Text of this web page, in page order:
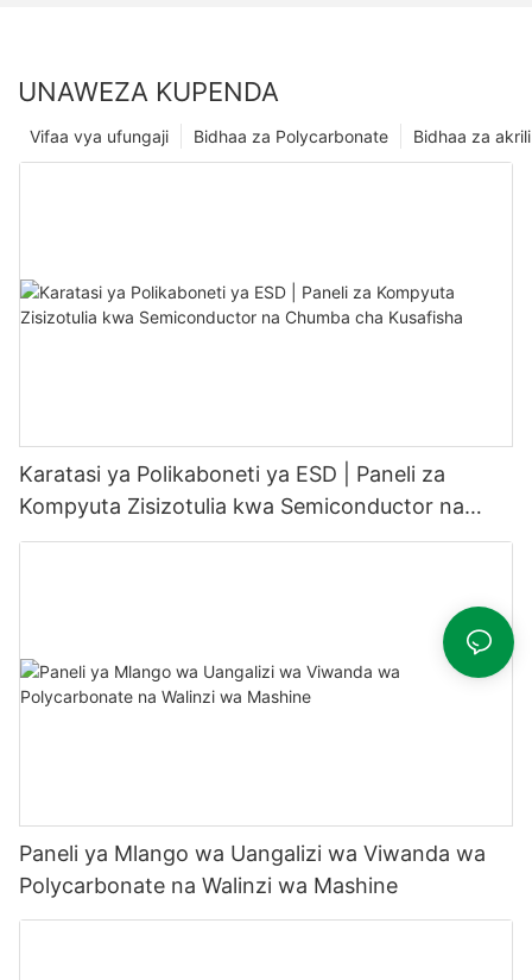
UNAWEZA KUPENDA
Bidhaa za
Bidhaa za Polycarbonate
Vifaa vya ufungaji
Karatasi ya Polikaboneti ya ESD | Paneli za
Kompyuta Zisizotulia kwa Semiconductor na
Chumba cha Kusafisha
Paneli ya Mlango wa Uangalizi wa Viwanda wa
Polycarbonate na Walinzi wa Mashine